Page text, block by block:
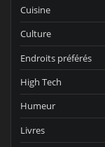
Cuisine
Culture
Endroits préférés
High Tech
Humeur
Livres